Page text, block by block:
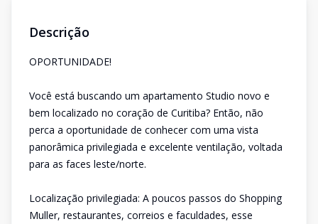
Descrição
OPORTUNIDADE!
Você está buscando um apartamento Studio novo e
bem localizado no coração de Curitiba? Então, não
perca a oportunidade de conhecer com uma vista
panorâmica privilegiada e excelente ventilação, voltada
para as faces leste/norte.
Localização privilegiada: A poucos passos do Shopping
Muller, restaurantes, correios e faculdades, esse